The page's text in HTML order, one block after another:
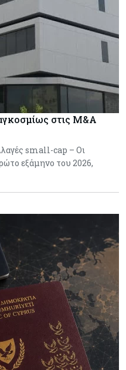
στις M&A
small-cap – Οι
εξάμηνο του 2026,